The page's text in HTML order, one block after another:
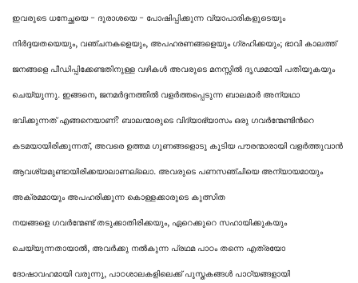
ഇവരുടെ ധനേച്ഛയെ - ദുരാശയെ - പോഷിപ്പിക്കുന്ന വ്യാപാരികളുടെയും
നിർദ്ദയതയെയും, വഞ്ചനകളെയും, അപഹരണങ്ങളെയും ഗ്രഹിക്കയും; ഭാവി കാലത്ത്
ജനങ്ങളെ പീഡിപ്പിക്കേണ്ടതിനുള്ള വഴികൾ അവരുടെ മനസ്സിൽ ദൃഢമായി പതിയുകയും
ചെയ്യുന്നു. ഇങ്ങനെ, ജനമർദ്ദനത്തിൽ വളർത്തപ്പെടുന്ന ബാലമാർ അന്യഥാ
ഭവിക്കുന്നത് എങ്ങനെയാണ്? ബാലന്മാരുടെ വിദ്യാഭ്യാസം ഒരു ഗവര്‍ന്മേണ്ടിന്‍റെ
കടമയായിരിക്കുന്നത്, അവരെ ഉത്തമ ഗുണങ്ങളൊടു കൂടിയ പൗരന്മാരായി വളർത്തുവാൻ
ആവശ്യമുണ്ടായിരിക്കയാലാണല്ലൊ. അവരുടെ പണസഞ്ചിയെ അന്യായമായും
അക്രമമായും അപഹരിക്കുന്ന കൊള്ളക്കാരുടെ കുത്സിത
നയങ്ങളെ ഗവര്‍ന്മേണ്ട്തടുക്കാതിരിക്കയും, ഏറെക്കുറെ സഹായിക്കുകയും
ചെയ്യുന്നതായാൽ, അവർക്കു നൽകുന്ന പ്രഥമ പാഠം തന്നെ എത്രയോ
ദോഷാവഹമായി വരുന്നു, പാഠശാലകളിലെക്ക് പുസ്തകങ്ങൾ പാഠ്യങ്ങളായി